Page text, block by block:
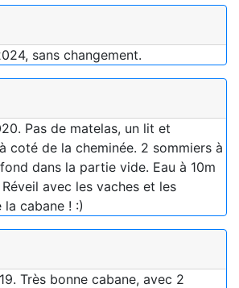
sans changement.
Pas de matelas, un lit et
coté de la cheminée. 2 sommiers à
dans la partie vide. Eau à 10m
avec les vaches et les
cabane ! :)
Très bonne cabane, avec 2